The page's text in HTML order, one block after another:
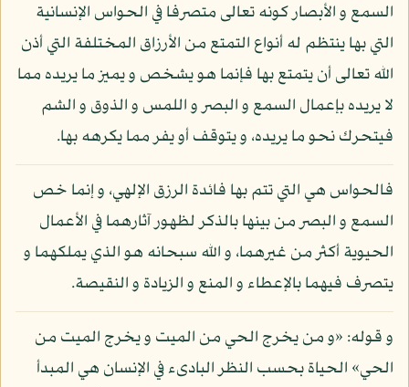
السمع و الأبصار كونه تعالى متصرفا في الحواس الإنسانية
التي بها ينتظم له أنواع التمتع من الأرزاق المختلفة التي أذن
الله تعالى أن يتمتع بها فإنما هو يشخص و يميز ما يريده مما
لا يريده بإعمال السمع و البصر و اللمس و الذوق و الشم
فيتحرك نحو ما يريده، و يتوقف أو يفر مما يكرهه بها.
فالحواس هي التي تتم بها فائدة الرزق الإلهي، و إنما خص
السمع و البصر من بينها بالذكر لظهور آثارهما في الأعمال
الحيوية أكثر من غيرهما، و الله سبحانه هو الذي يملكهما و
يتصرف فيهما بالإعطاء و المنع و الزيادة و النقيصة.
و قوله: «و من يخرج الحي من الميت و يخرج الميت من
الحي» الحياة بحسب النظر البادىء في الإنسان هي المبدأ